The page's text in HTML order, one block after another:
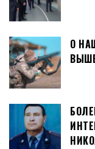
О